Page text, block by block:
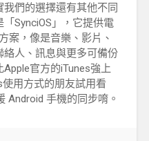
們的選擇還有其他不同
SynciOS」，它提供電
案，像是音樂、影片、
人、訊息與更多可備份
官方的iTunes強上
用方式的朋友試用看
Android 手機的同步唷。